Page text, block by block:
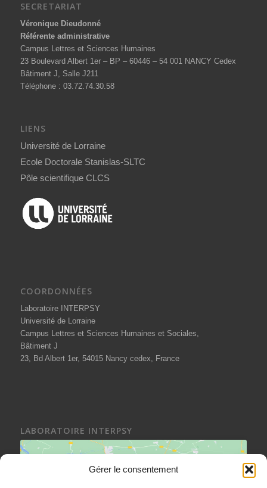
Gérer le consentement
SECRETARIAT
Véronique Dieudonné
Référente administrative
Campus Lettres et Sciences Humaines
23 Boulevard Albert 1er – BP – 60446 – 54 001 NANCY Cedex
Bâtiment J, Salle J211
Téléphone : 03.72.74.30.58
LIENS
Université de Lorraine
Ecole Doctorale Stanislas-SLTC
Pôle scientifique CLCS
COORDONNÉES
Laboratoire INTERPSY
Université de Lorraine
Campus Lettres et Sciences Humaines et Sociales,
Bâtiment J
23, Bd Albert 1er, 54015 Nancy cedex, France
LABORATOIRE INTERPSY